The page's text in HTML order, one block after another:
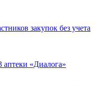
закупок без учета
аптеки «Диалога»